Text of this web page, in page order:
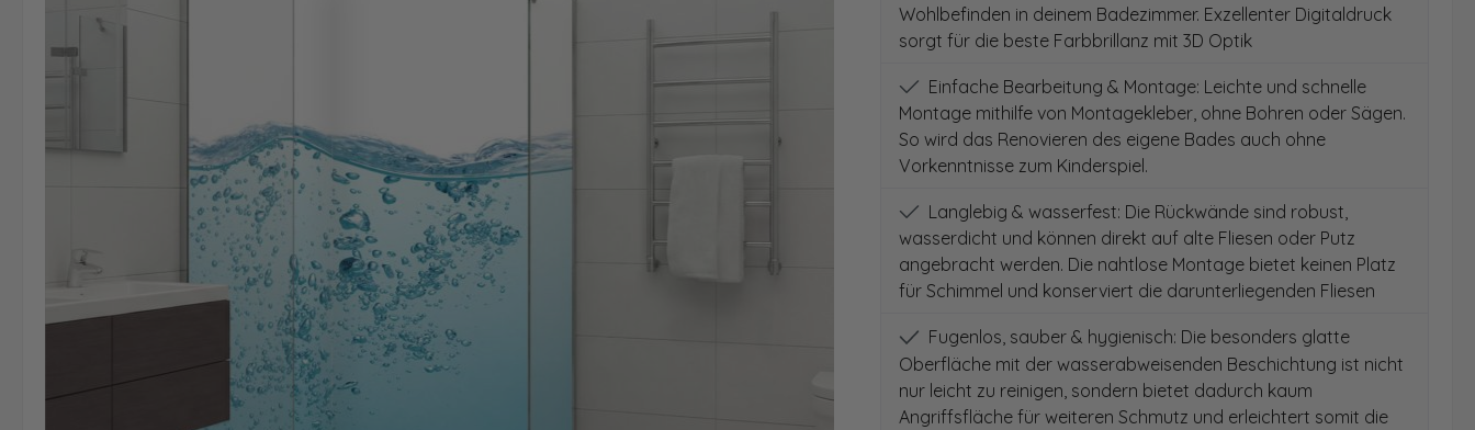
Wohlbefinden in deinem Badezimmer. Exzellenter Digitaldruck
sorgt für die beste Farbbrillanz mit 3D Optik
Einfache Bearbeitung & Montage: Leichte und schnelle
Montage mithilfe von Montagekleber, ohne Bohren oder Sägen.
So wird das Renovieren des eigene Bades auch ohne
Vorkenntnisse zum Kinderspiel.
Langlebig & wasserfest: Die Rückwände sind robust,
wasserdicht und können direkt auf alte Fliesen oder Putz
angebracht werden. Die nahtlose Montage bietet keinen Platz
für Schimmel und konserviert die darunterliegenden Fliesen
Fugenlos, sauber & hygienisch: Die besonders glatte
Oberfläche mit der wasserabweisenden Beschichtung ist nicht
nur leicht zu reinigen, sondern bietet dadurch kaum
Angriffsfläche für weiteren Schmutz und erleichtert somit die